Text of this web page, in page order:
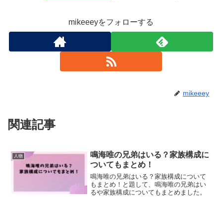
mikeeeyをフォローする
mikeeey
関連記事
人物
鳴海唯の兄弟はいる？家族構成に
ついてもまとめ！
鳴海唯の兄弟はいる？家族構成について
もまとめ！と題して、鳴海唯の兄弟はい
るや家族構成についてもまとめました。